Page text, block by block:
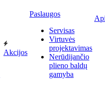
Akcijos
Paslaugos
Servisas
Virtuvės
projektavimas
Nerūdijančio
plieno baldų
gamyba